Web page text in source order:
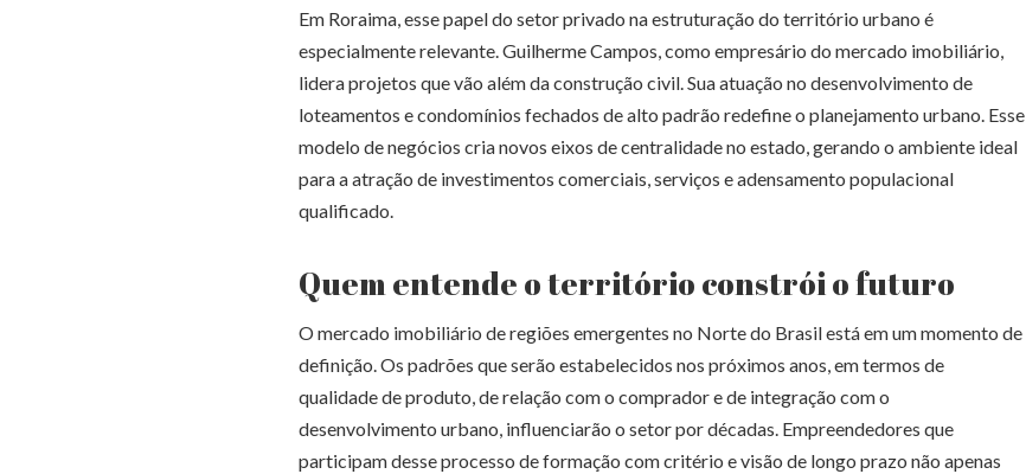
Em Roraima, esse papel do setor privado na estruturação do território urbano é
especialmente relevante. Guilherme Campos, como empresário do mercado imobiliário,
lidera projetos que vão além da construção civil. Sua atuação no desenvolvimento de
loteamentos e condomínios fechados de alto padrão redefine o planejamento urbano. Esse
modelo de negócios cria novos eixos de centralidade no estado, gerando o ambiente ideal
para a atração de investimentos comerciais, serviços e adensamento populacional
qualificado.
Quem entende o território constrói o futuro
O mercado imobiliário de regiões emergentes no Norte do Brasil está em um momento de
definição. Os padrões que serão estabelecidos nos próximos anos, em termos de
qualidade de produto, de relação com o comprador e de integração com o
desenvolvimento urbano, influenciarão o setor por décadas. Empreendedores que
participam desse processo de formação com critério e visão de longo prazo não apenas